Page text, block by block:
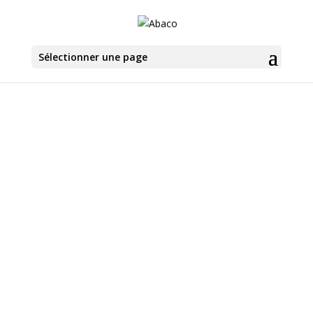
Sélectionner une page